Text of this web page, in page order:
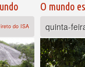
do ISA
O mundo
quinta-